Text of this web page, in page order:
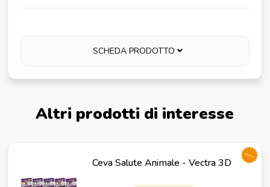
SCHEDA PRODOTTO
Altri prodotti di interesse
Ceva Salute Animale - Vectra 3D
promo